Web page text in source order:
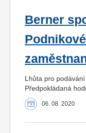
Berner
Lhůta pro
Předpokládaná
06. 08. 2020